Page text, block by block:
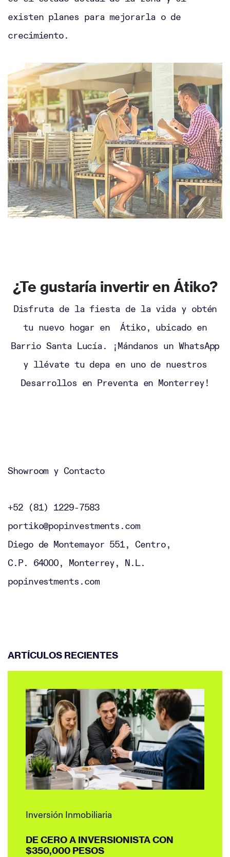
existen planes para mejorarla o de
crecimiento.
¿Te gustaría invertir en Átiko?
Disfruta de la fiesta de la vida y obtén
tu nuevo hogar en Átiko, ubicado en
Barrio Santa Lucía. ¡Mándanos un WhatsApp
y llévate tu depa en uno de nuestros
Desarrollos en Preventa en Monterrey!
Showroom y Contacto
+52 (81) 1229-7583
portiko@popinvestments.com
Diego de Montemayor 551, Centro,
C.P. 64000, Monterrey, N.L.
popinvestments.com
ARTÍCULOS RECIENTES
Inversión Inmobiliaria
DE CERO A INVERSIONISTA CON
$350,000 PESOS